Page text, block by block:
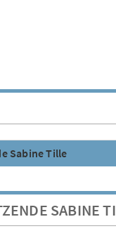
Sabine Tille
SABINE